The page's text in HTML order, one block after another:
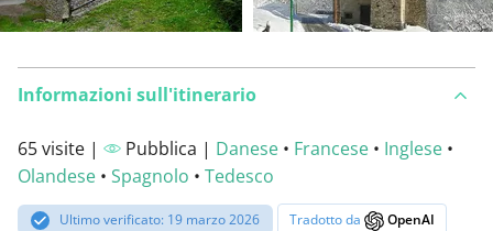
Informazioni sull'itinerario
65 visite | Pubblica | Danese • Francese • Inglese •
Olandese • Spagnolo • Tedesco
Ultimo verificato: 19 marzo 2026 Tradotto da OpenAI